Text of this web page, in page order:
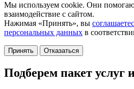
Мы используем cookie. Они
взаимодействие с сайтом.
Нажимая «Принять», вы
персональных данных в
Принять Отказаться
Подберем пакет услуг